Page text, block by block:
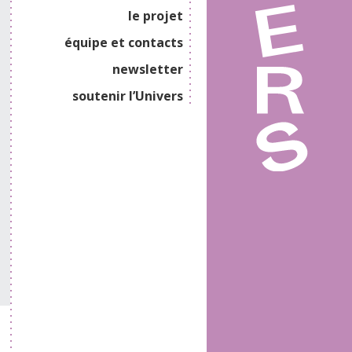
le projet
équipe et contacts
newsletter
soutenir l’Univers